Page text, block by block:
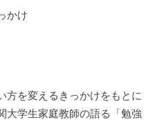
かけ
方を変えるきっかけをもとに
大学生家庭教師の語る「勉強